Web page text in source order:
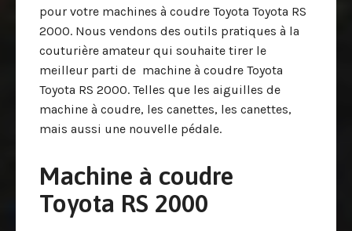
pour votre machines à coudre Toyota Toyota RS
2000. Nous vendons des outils pratiques à la
couturière amateur qui souhaite tirer le
meilleur parti de machine à coudre Toyota
Toyota RS 2000. Telles que les aiguilles de
machine à coudre, les canettes, les canettes,
mais aussi une nouvelle pédale.
Machine à coudre
Toyota RS 2000